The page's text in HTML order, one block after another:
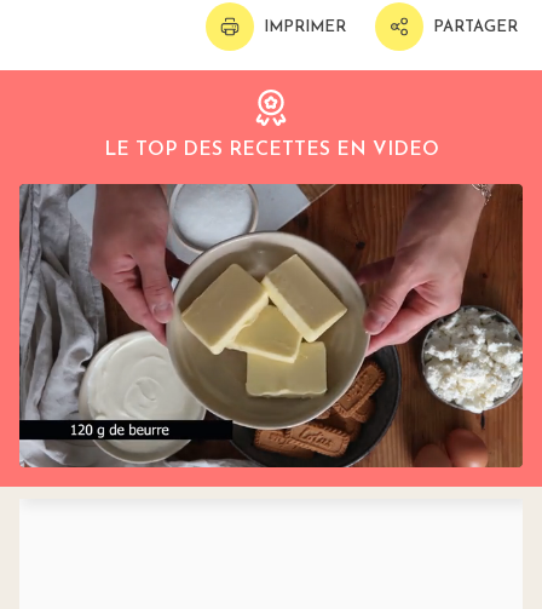
IMPRIMER PARTAGER
LE TOP DES RECETTES EN VIDEO